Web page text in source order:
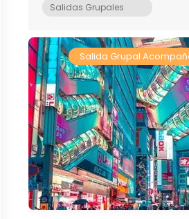
Salidas Grupales
Salida Grupal